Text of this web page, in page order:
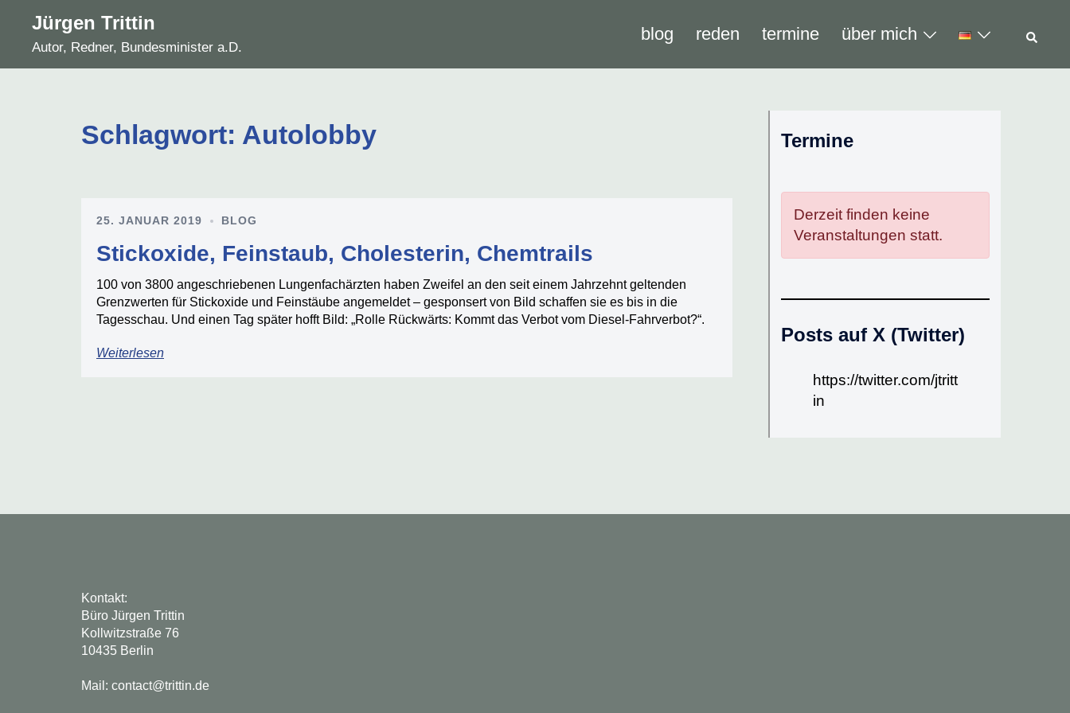
Inhalt
springen
Jürgen Trittin
Autor, Redner, Bundesminister a.D.
blog reden termine über mich
Schlagwort: Autolobby
25. JANUAR 2019 BLOG
Stickoxide, Feinstaub, Cholesterin, Chemtrails
100 von 3800 angeschriebenen Lungenfachärzten haben Zweifel an den seit einem Jahrzehnt geltenden
Grenzwerten für Stickoxide und Feinstäube angemeldet – gesponsert von Bild schaffen sie es bis in die
Tagesschau. Und einen Tag später hofft Bild: „Rolle Rückwärts: Kommt das Verbot vom Diesel-Fahrverbot?“.
Weiterlesen
Termine
Derzeit finden keine
Veranstaltungen statt.
Posts auf X (Twitter)
https://twitter.com/jtritt
in
Kontakt:
Büro Jürgen Trittin
Kollwitzstraße 76
10435 Berlin
Mail: contact@trittin.de